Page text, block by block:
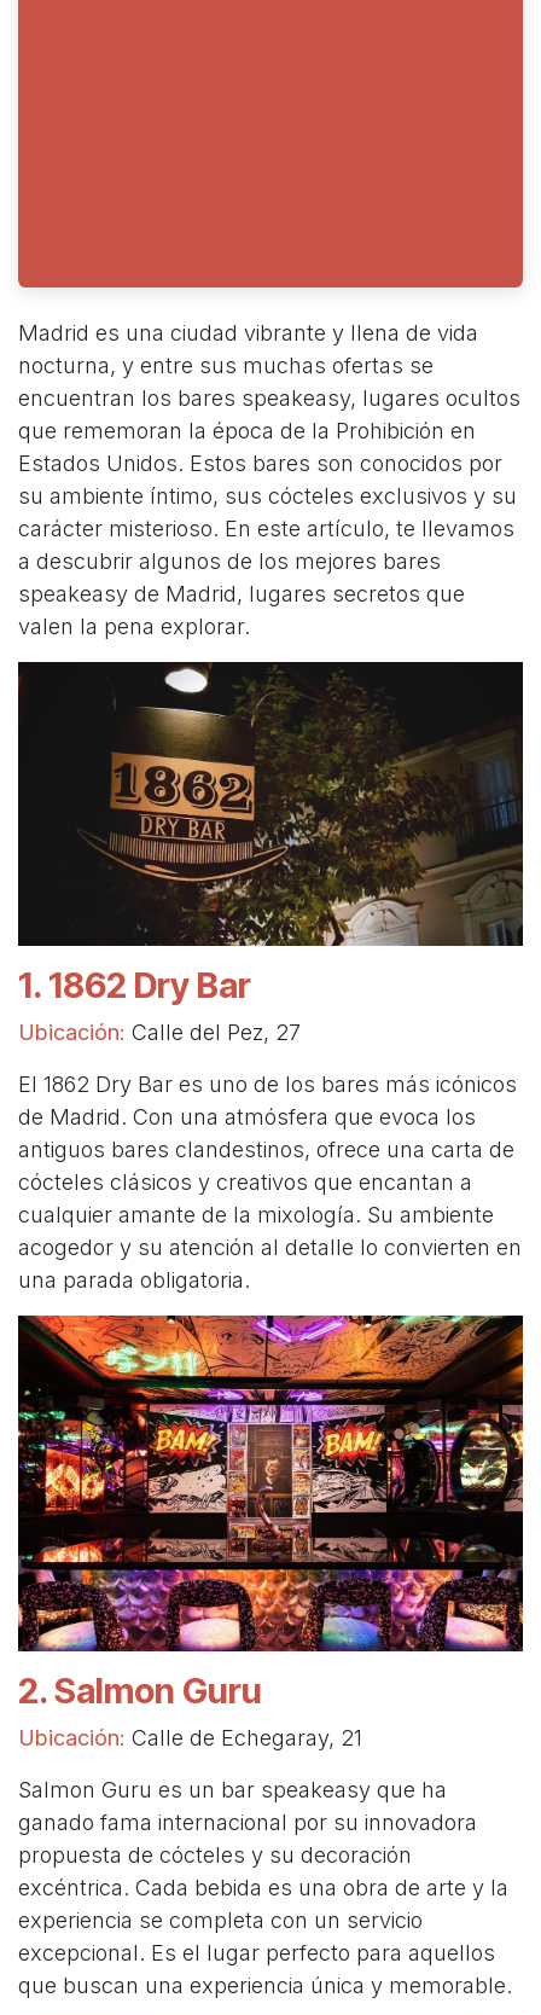
Madrid es una ciudad vibrante y llena de vida
nocturna, y entre sus muchas ofertas se
encuentran los bares speakeasy, lugares ocultos
que rememoran la época de la Prohibición en
Estados Unidos. Estos bares son conocidos por
su ambiente íntimo, sus cócteles exclusivos y su
carácter misterioso. En este artículo, te llevamos
a descubrir algunos de los mejores bares
speakeasy de Madrid, lugares secretos que
valen la pena explorar.
1. 1862 Dry Bar
Ubicación: Calle del Pez, 27
El 1862 Dry Bar es uno de los bares más icónicos
de Madrid. Con una atmósfera que evoca los
antiguos bares clandestinos, ofrece una carta de
cócteles clásicos y creativos que encantan a
cualquier amante de la mixología. Su ambiente
acogedor y su atención al detalle lo convierten en
una parada obligatoria.
2. Salmon Guru
Ubicación: Calle de Echegaray, 21
Salmon Guru es un bar speakeasy que ha
ganado fama internacional por su innovadora
propuesta de cócteles y su decoración
excéntrica. Cada bebida es una obra de arte y la
experiencia se completa con un servicio
excepcional. Es el lugar perfecto para aquellos
que buscan una experiencia única y memorable.